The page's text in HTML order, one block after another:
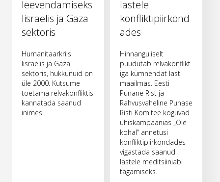
leevendamiseks
Iisraelis ja Gaza
sektoris
Humanitaarkriis
Iisraelis ja Gaza
sektoris, hukkunuid on
üle 2000. Kutsume
toetama relvakonfliktis
kannatada saanud
inimesi.
lastele
konfliktipiirkond
ades
Hinnanguliselt
puudutab relvakonflikt
iga kümnendat last
maailmas. Eesti
Punane Rist ja
Rahvusvaheline Punase
Risti Komitee koguvad
ühiskampaanias „Ole
kohal“ annetusi
konfliktipiirkondades
vigastada saanud
lastele meditsiiniabi
tagamiseks.